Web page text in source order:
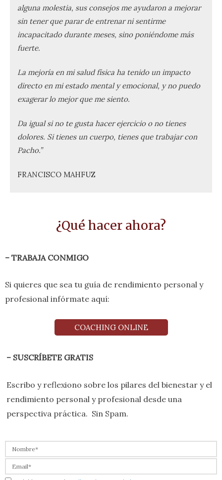
alguna molestia, sus consejos me ayudaron a mejorar
sin tener que parar de entrenar ni sentirme
incapacitado durante meses, sino poniéndome más
fuerte.
La mejoría en mi salud física ha tenido un impacto
directo en mi estado mental y emocional, y no puedo
exagerar lo mejor que me siento.
Da igual si no te gusta hacer ejercicio o no tienes
dolores. Si tienes un cuerpo, tienes que trabajar con
Pacho.”
FRANCISCO MAHFUZ
¿Qué hacer ahora?​
– TRABAJA CONMIGO
Si quieres que sea tu guía de rendimiento personal y
profesional infórmate aquí:
COACHING ONLINE
– SUSCRÍBETE GRATIS
Escribo y reflexiono sobre los pilares del bienestar y el
rendimiento personal y profesional desde una
perspectiva práctica. Sin Spam.